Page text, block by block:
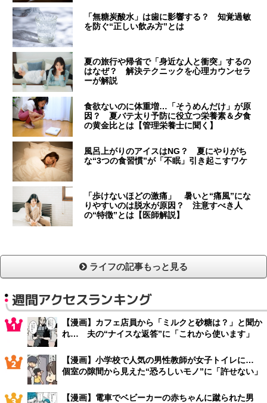
「無糖炭酸水」は歯に影響する？ 知覚過敏
を防ぐ“正しい飲み方”とは
夏の旅行や帰省で「身近な人と衝突」するの
はなぜ？ 解決テクニックを心理カウンセラ
ーが解説
食欲ないのに体重増…「そうめんだけ」が原
因？ 夏バテ太り予防に役立つ栄養素＆夕食
の黄金比とは【管理栄養士に聞く】
風呂上がりのアイスはNG？ 夏にやりがち
な“3つの食習慣”が「不眠」引き起こすワケ
「歩けないほどの激痛」 暑いと“痛風”にな
りやすいのは脱水が原因？ 注意すべき人
の“特徴”とは【医師解説】
ライフの記事もっと見る
週間アクセスランキング
【漫画】カフェ店員から「ミルクと砂糖は？」と聞か
れ… 夫の“ナイスな返答”に「これから使います」
【漫画】小学校で人気の男性教師が女子トイレに…
個室の隙間から見えた“恐ろしいモノ”に「許せない」
【漫画】電車でベビーカーの赤ちゃんに蹴られた男